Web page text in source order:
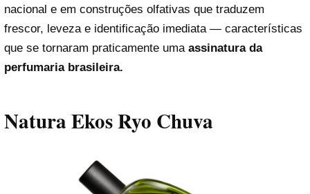
nacional e em construções olfativas que traduzem
frescor, leveza e identificação imediata — características
que se tornaram praticamente uma assinatura da
perfumaria brasileira.
Natura Ekos Ryo Chuva